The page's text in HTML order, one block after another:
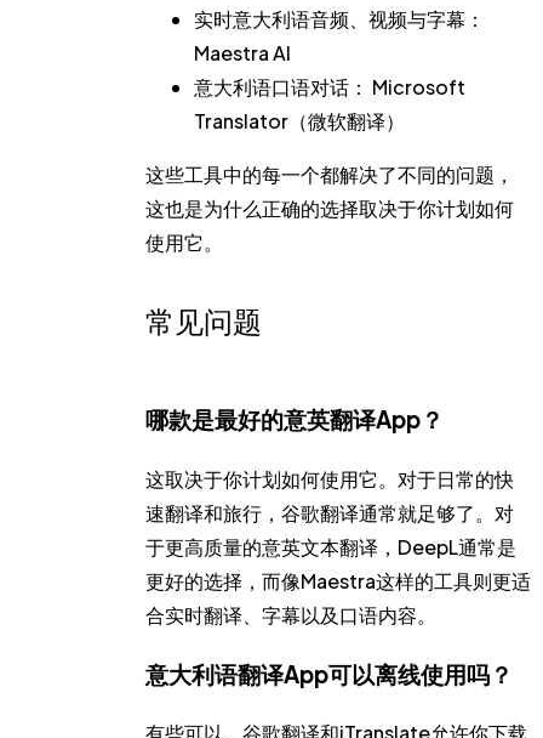
实时意大利语音频、视频与字幕：
Maestra AI
意大利语口语对话： Microsoft
Translator（微软翻译）
这些工具中的每一个都解决了不同的问题，
这也是为什么正确的选择取决于你计划如何
使用它。
常见问题
哪款是最好的意英翻译App？
这取决于你计划如何使用它。对于日常的快
速翻译和旅行，谷歌翻译通常就足够了。对
于更高质量的意英文本翻译，DeepL通常是
更好的选择，而像Maestra这样的工具则更适
合实时翻译、字幕以及口语内容。
意大利语翻译App可以离线使用吗？
有些可以。谷歌翻译和iTranslate允许你下载